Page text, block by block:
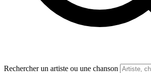
Rechercher un artiste ou une chanson